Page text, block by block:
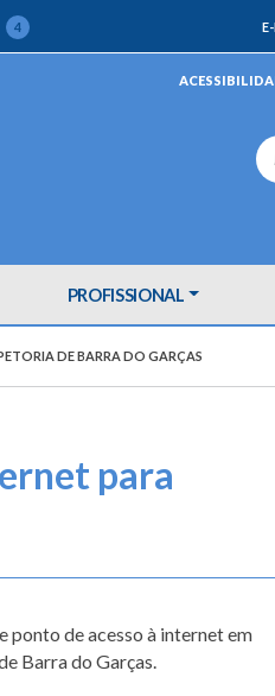
4
PROFISSIONAL
DE BARRA DO GARÇAS
para
ponto de acesso à internet em
Barra do Garças.